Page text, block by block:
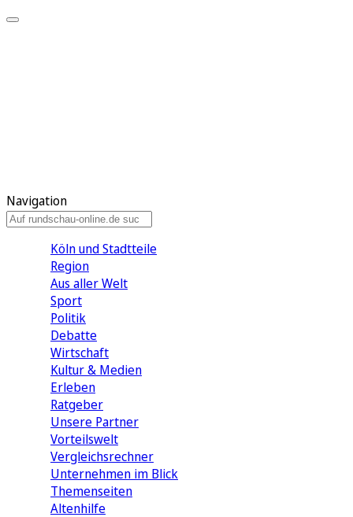
Navigation
Köln und Stadtteile
Region
Aus aller Welt
Sport
Politik
Debatte
Wirtschaft
Kultur & Medien
Erleben
Ratgeber
Unsere Partner
Vorteilswelt
Vergleichsrechner
Unternehmen im Blick
Themenseiten
Altenhilfe